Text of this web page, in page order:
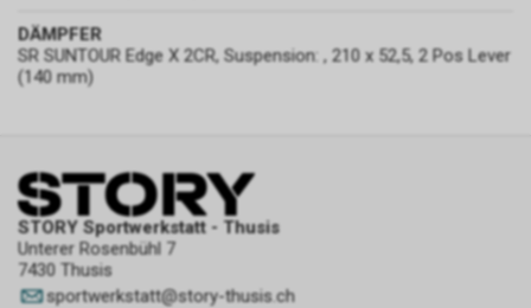
DÄMPFER
SR SUNTOUR Edge X 2CR, Suspension: , 210 x 52,5, 2 Pos Lever
(140 mm)
STORY Sportwerkstatt - Thusis
Unterer Rosenbühl 7
7430 Thusis
sportwerkstatt@story-thusis.ch